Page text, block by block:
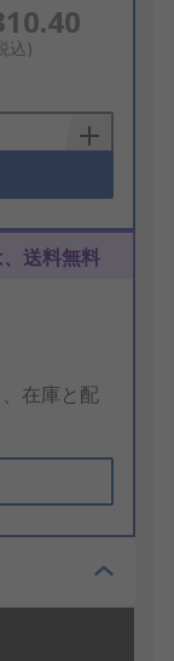
込)
送料無料
在庫と配